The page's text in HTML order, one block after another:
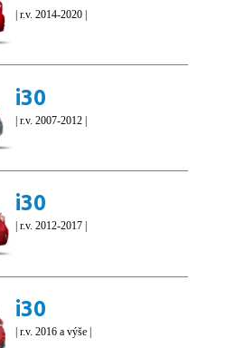
| r.v. 2014-2020 |
i30
| r.v. 2007-2012 |
i30
| r.v. 2012-2017 |
i30
| r.v. 2016 a výše |